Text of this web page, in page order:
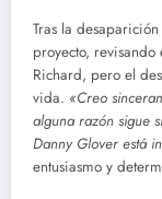
Tras la
proyecto,
Richard, pero el
vida. «Creo
alguna razón sigue
Danny Glover está
entusiasmo y